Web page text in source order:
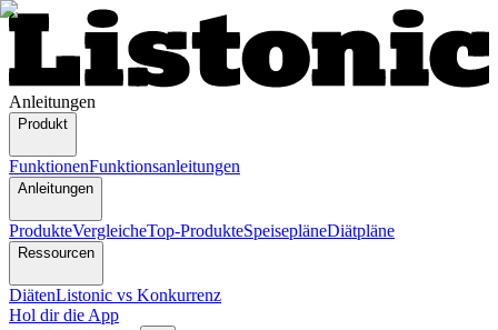
Anleitungen
Produkt
FunktionenFunktionsanleitungen
Anleitungen
ProdukteVergleicheTop-ProdukteSpeisepläneDiätpläne
Ressourcen
DiätenListonic vs Konkurrenz
Hol dir die App